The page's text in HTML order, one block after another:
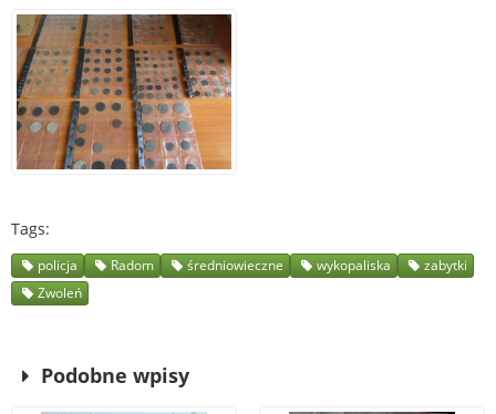
Tags
policja Radom średniowieczne wykopaliska
zabytki
Zwoleń
Podobne wpisy